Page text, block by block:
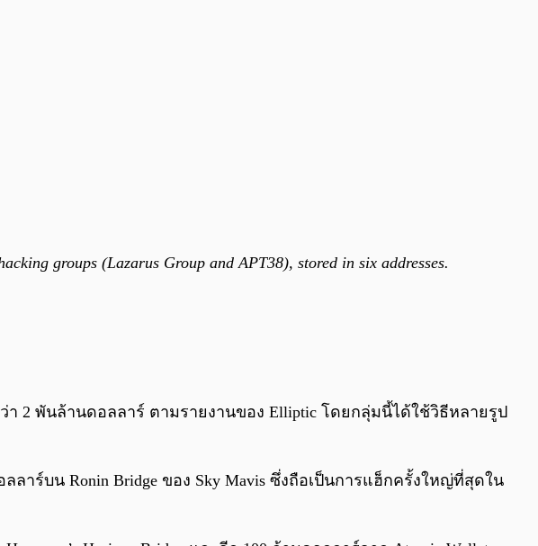
groups (Lazarus Group and APT38), stored in six addresses.
า 2 พันล้านดอลลาร์ ตามรายงานของ Elliptic โดยกลุ่มนี้ได้ใช้วิธีหลายรูป
าร์บน Ronin Bridge ของ Sky Mavis ซึ่งถือเป็นการแฮ็กครั้งใหญ่ที่สุดใน